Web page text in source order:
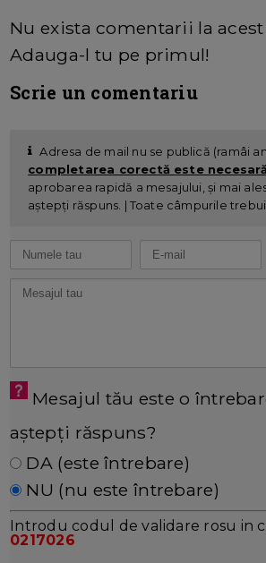
Nu exista comentarii la
Adauga-l tu pe primul!
Scrie un comentariu
Adresa de mail nu se publică (ramâi
completarea corectă este necesară
aprobarea rapidă a mesajului, și mai
aștepți răspuns. | Toate câmpurile
Mesajul tău este o
aștepți răspuns?
DA (este întrebare)
NU (nu este întrebare)
Introdu codul de validare rosu in
0217026